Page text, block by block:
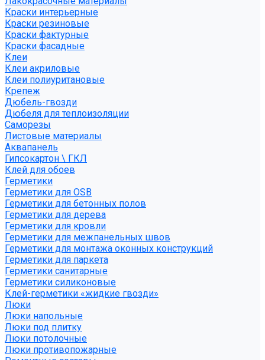
Краски интерьерные
Краски резиновые
Краски фактурные
Краски фасадные
Клеи
Клеи акриловые
Клеи полиуритановые
Крепеж
Дюбель-гвозди
Дюбеля для теплоизоляции
Саморезы
Листовые материалы
Аквапанель
Гипсокартон \ ГКЛ
Клей для обоев
Герметики
Герметики для OSB
Герметики для бетонных полов
Герметики для дерева
Герметики для кровли
Герметики для межпанельных швов
Герметики для монтажа оконных конструкций
Герметики для паркета
Герметики санитарные
Герметики силиконовые
Клей-герметики «жидкие гвозди»
Люки
Люки напольные
Люки под плитку
Люки потолочные
Люки противопожарные